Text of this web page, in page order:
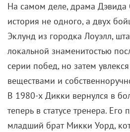
На самом деле, драма Дэвида
история не одного, а двух
Эклунд из городка Лоуэлл,
локальной знаменитостью
серии побед, но затем
веществами и
В 1980-х Дикки вернулся в
теперь в статусе тренера.
младший брат Микки Уорд,